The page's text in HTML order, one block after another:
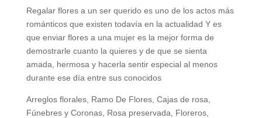
Regalar flores a un ser querido es uno de los actos más
románticos que existen todavía en la actualidad Y es
que enviar flores a una mujer es la mejor forma de
demostrarle cuanto la quieres y de que se sienta
amada, hermosa y hacerla sentir especial al menos
durante ese día entre sus conocidos
Arreglos florales, Ramo De Flores, Cajas de rosa,
Fúnebres y Coronas, Rosa preservada, Floreros,